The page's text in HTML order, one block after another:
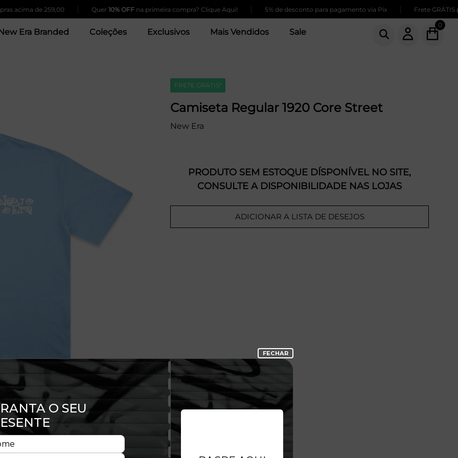
acima de 259,00 Quer10% OFFna primeira compra? Clique Aqui! 5% de desconto para pagamento via Pix Frete GRÁTIS
Era Branded Coleções Exclusivos Mais Vendidos Sale
0
FRETE GRÁTIS*
Camiseta Regular 1920 Core Street
New Era
PRODUTO SEM ESTOQUE DÍSPONÍVEL NO SITE,
CONSULTE A DISPONIBILIDADE NAS LOJAS
ADICIONAR A LISTA DE DESEJOS